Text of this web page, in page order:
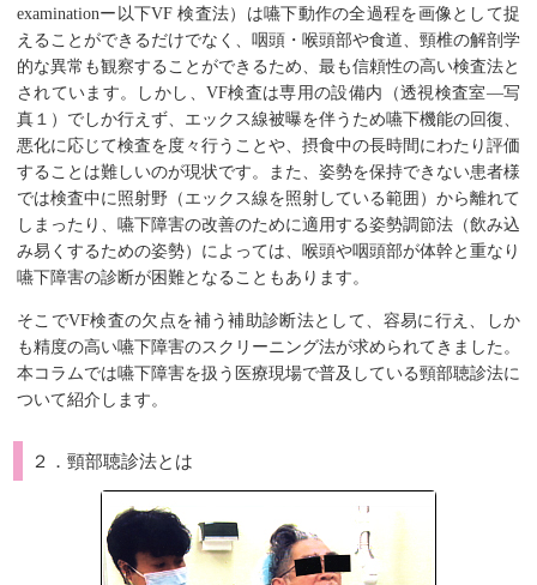
examinationー以下VF 検査法）は嚥下動作の全過程を画像として捉
えることができるだけでなく、咽頭・喉頭部や食道、頸椎の解剖学
的な異常も観察することができるため、最も信頼性の高い検査法と
されています。しかし、VF検査は専用の設備内（透視検査室―写
真１）でしか行えず、エックス線被曝を伴うため嚥下機能の回復、
悪化に応じて検査を度々行うことや、摂食中の長時間にわたり評価
することは難しいのが現状です。また、姿勢を保持できない患者様
では検査中に照射野（エックス線を照射している範囲）から離れて
しまったり、嚥下障害の改善のために適用する姿勢調節法（飲み込
み易くするための姿勢）によっては、喉頭や咽頭部が体幹と重なり
嚥下障害の診断が困難となることもあります。
そこでVF検査の欠点を補う補助診断法として、容易に行え、しか
も精度の高い嚥下障害のスクリーニング法が求められてきました。
本コラムでは嚥下障害を扱う医療現場で普及している頸部聴診法に
ついて紹介します。
２．頸部聴診法とは